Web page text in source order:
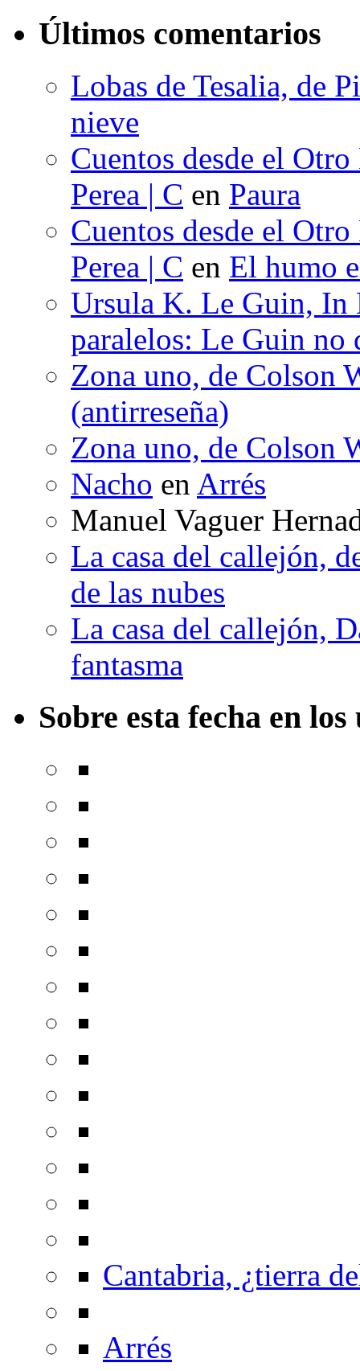
Últimos comentarios
Lobas de Tesalia, de
nieve
Cuentos desde el
Perea | C en Paura
Cuentos desde el
Perea | C en El humo
Ursula K. Le Guin, In
paralelos: Le Guin no
Zona uno, de Colson
(antirreseña)
Zona uno, de Colson
Nacho en Arrés
Manuel Vaguer
La casa del callejón,
de las nubes
La casa del callejón,
fantasma
Sobre esta fecha en
Cantabria, ¿tierra
Arrés